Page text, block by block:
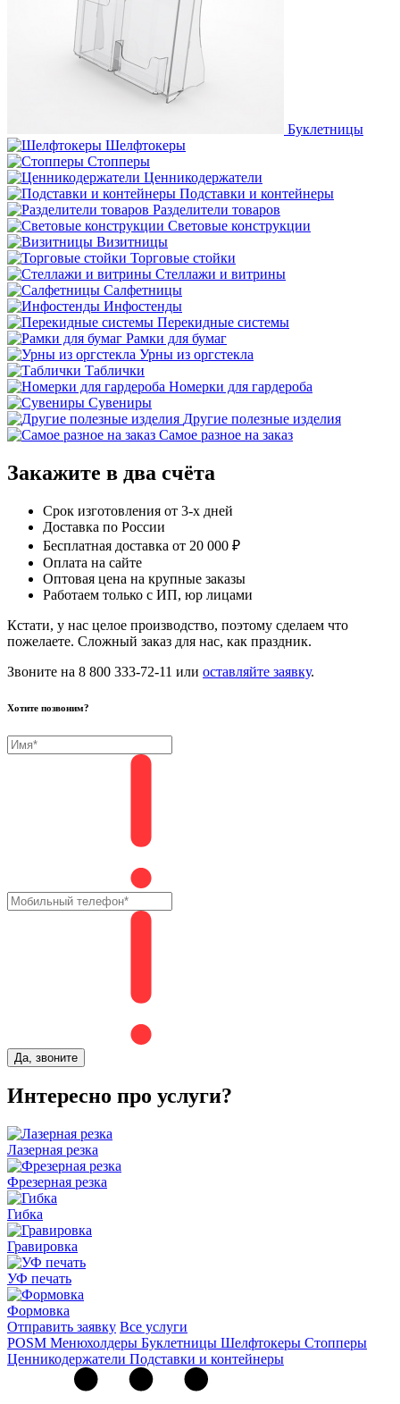
Буклетницы
Шелфтокеры
Стопперы
Ценникодер­жа­те­ли
Подставки и контейнеры
Разделители товаров
Световые конструкции
Визитницы
Торговые стойки
Cтеллажи и витрины
Салфетницы
Инфостенды
Перекидные системы
Рамки для бумаг
Урны из оргстекла
Таблички
Номерки для гардероба
Сувениры
Другие полезные изделия
Самое разное на заказ
Закажите в два счёта
Срок изготовления от 3-х дней
Доставка по России
Бесплатная доставка от 20 000 ₽
Оплата на сайте
Оптовая цена на крупные заказы
Работаем только с ИП, юр лицами
Кстати, у нас целое производство, поэтому сделаем что
пожелаете. Сложный заказ для нас, как праздник.
Звоните на 8 800 333-72-11 или оставляйте заявку.
Хотите позвоним?
Да, звоните
Интересно про услуги?
Лазерная резка
Фрезерная резка
Гибка
Гравировка
УФ печать
Формовка
Отправить заявку Все услуги
POSM Менюхолдеры Буклетницы Шелфтокеры Стопперы
Ценникодер­жа­те­ли Подставки и контейнеры